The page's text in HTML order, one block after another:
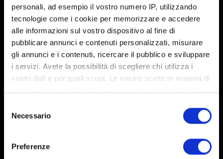
personali, ad esempio il vostro numero IP, utilizzando
tecnologie come i cookie per memorizzare e accedere
alle informazioni sul vostro dispositivo al fine di
pubblicare annunci e contenuti personalizzati, misurare
gli annunci e i contenuti, ricercare il pubblico e sviluppare
i servizi. Avete la possibilità di scegliere chi utilizza i
vostri dati e per quali scopi. Le vostre scelte in materia di
modificare o revocare il proprio consenso in qualsiasi
momento dalla Dichiarazione sui cookie o facendo clic
delNecessario
Preferenze
Serve aiuto?
Contattaci